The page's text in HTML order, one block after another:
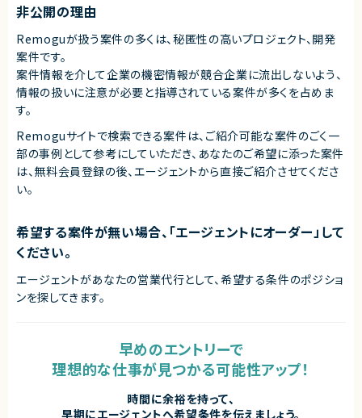
非公開の理由
Remoguが扱う案件の多くは、秘匿性の高いプロジェクト、開発
案件です。
案件情報を介して企業の機密情報が競合企業に流出しないよう、
情報の扱いに注意が必要と指導されている案件が多くを占めま
す。
Remoguサイトで検索できる案件は、ご紹介可能な案件のごく一
部の事例として参考にしていただき、 あなたのご希望に添った案件
は、無料会員登録の後、エージェントから直接ご紹介させてくださ
い。
希望する案件が無い場合、「エージェントにオーダー」して
ください。
エージェントがあなたの営業代行として、希望する条件のポジショ
ンを探してきます。
早めのエントリーで
理想的な仕事が見つかる可能性アップ！
時間に余裕を持って、
早期にエージェントへ希望条件を伝えましょう。